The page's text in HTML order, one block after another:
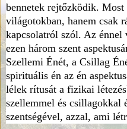
bennetek rejtőzködik.
világotokban, hanem csak
kapcsolatról szól. Az énnel
ezen három szent
Szellemi Énét, a Csillag
spirituális én az én
lélek rítusát a fizikai
szellemmel és csillagokkal
szentségével, azzal, ami